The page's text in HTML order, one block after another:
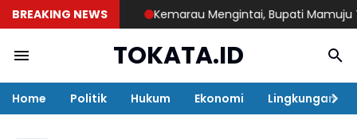
BREAKING NEWS Kemarau Mengintai, Bupati Mamuju
TOKATA.ID
Home Politik Hukum Ekonomi Lingkungan